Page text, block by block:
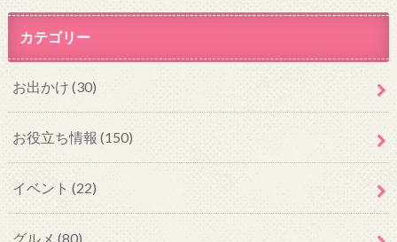
カテゴリー
お出かけ (30)
お役立ち情報 (150)
イベント (22)
グルメ (80)